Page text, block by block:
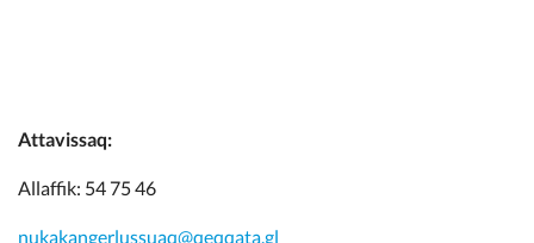
Attavissaq:
Allaffik: 54 75 46
nukakangerlussuaq@qeqqata.gl